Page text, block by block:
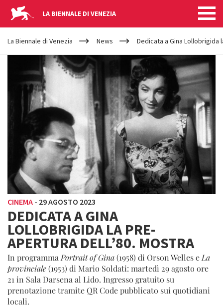
LA BIENNALE DI VENEZIA
YOUR
ARE
HERE
La Biennale di Venezia News Dedicata a Gina Lollobrigida
CINEMA - 29 AGOSTO 2023
DEDICATA A GINA
LOLLOBRIGIDA LA PRE-
APERTURA DELL’80. MOSTRA
In programma Portrait of Gina(1958) di Orson Welles e La
provinciale(1953) di Mario Soldati: martedì 29 agosto ore
21 in Sala Darsena al Lido. Ingresso gratuito su
prenotazione tramite QR Code pubblicato sui quotidiani
locali.